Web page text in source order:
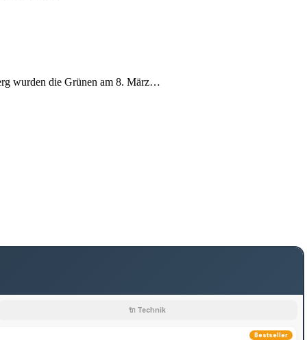
wurden die Grünen am 8. März…
🔌 Technik
Bestseller